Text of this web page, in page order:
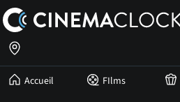
Accueil FIlms